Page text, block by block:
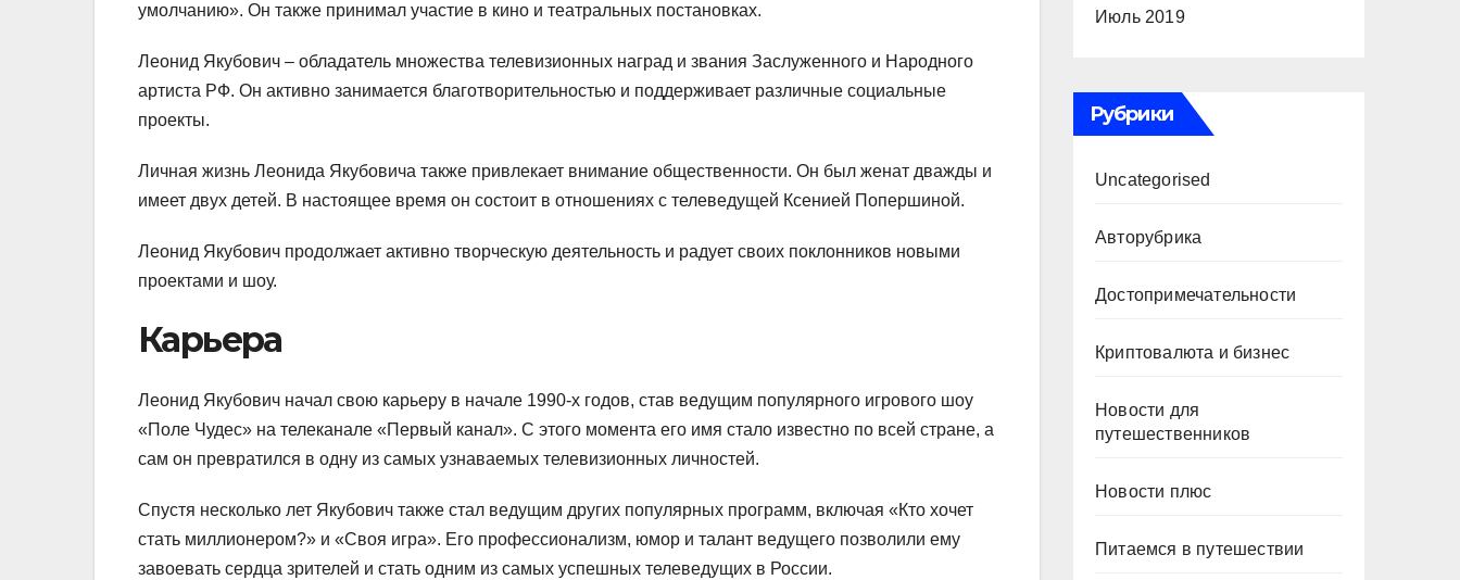
умолчанию». Он также принимал участие в кино и театральных постановках.
Леонид Якубович – обладатель множества телевизионных наград и звания Заслуженного и Народного
артиста РФ. Он активно занимается благотворительностью и поддерживает различные социальные
проекты.
Личная жизнь Леонида Якубовича также привлекает внимание общественности. Он был женат дважды и
имеет двух детей. В настоящее время он состоит в отношениях с телеведущей Ксенией Попершиной.
Леонид Якубович продолжает активно творческую деятельность и радует своих поклонников новыми
проектами и шоу.
Карьера
Леонид Якубович начал свою карьеру в начале 1990-х годов, став ведущим популярного игрового шоу
«Поле Чудес» на телеканале «Первый канал». С этого момента его имя стало известно по всей стране, а
сам он превратился в одну из самых узнаваемых телевизионных личностей.
Спустя несколько лет Якубович также стал ведущим других популярных программ, включая «Кто хочет
стать миллионером?» и «Своя игра». Его профессионализм, юмор и талант ведущего позволили ему
завоевать сердца зрителей и стать одним из самых успешных телеведущих в России.
Июль 2019
Рубрики
Uncategorised
Авторубрика
Достопримечательности
Криптовалюта и бизнес
Новости для
путешественников
Новости плюс
Питаемся в путешествии